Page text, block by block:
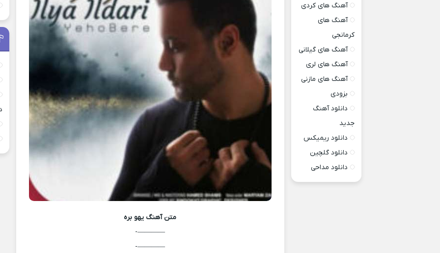
متن آهنگ یهو بره
————-
————-
آهنگ های کردی
آهنگ های
کرمانجی
آهنگ های گیلانی
آهنگ های لری
آهنگ های مازنی
بزودی
دانلود آهنگ
جدید
دانلود ریمیکس
دانلود گلچین
دانلود مداحی